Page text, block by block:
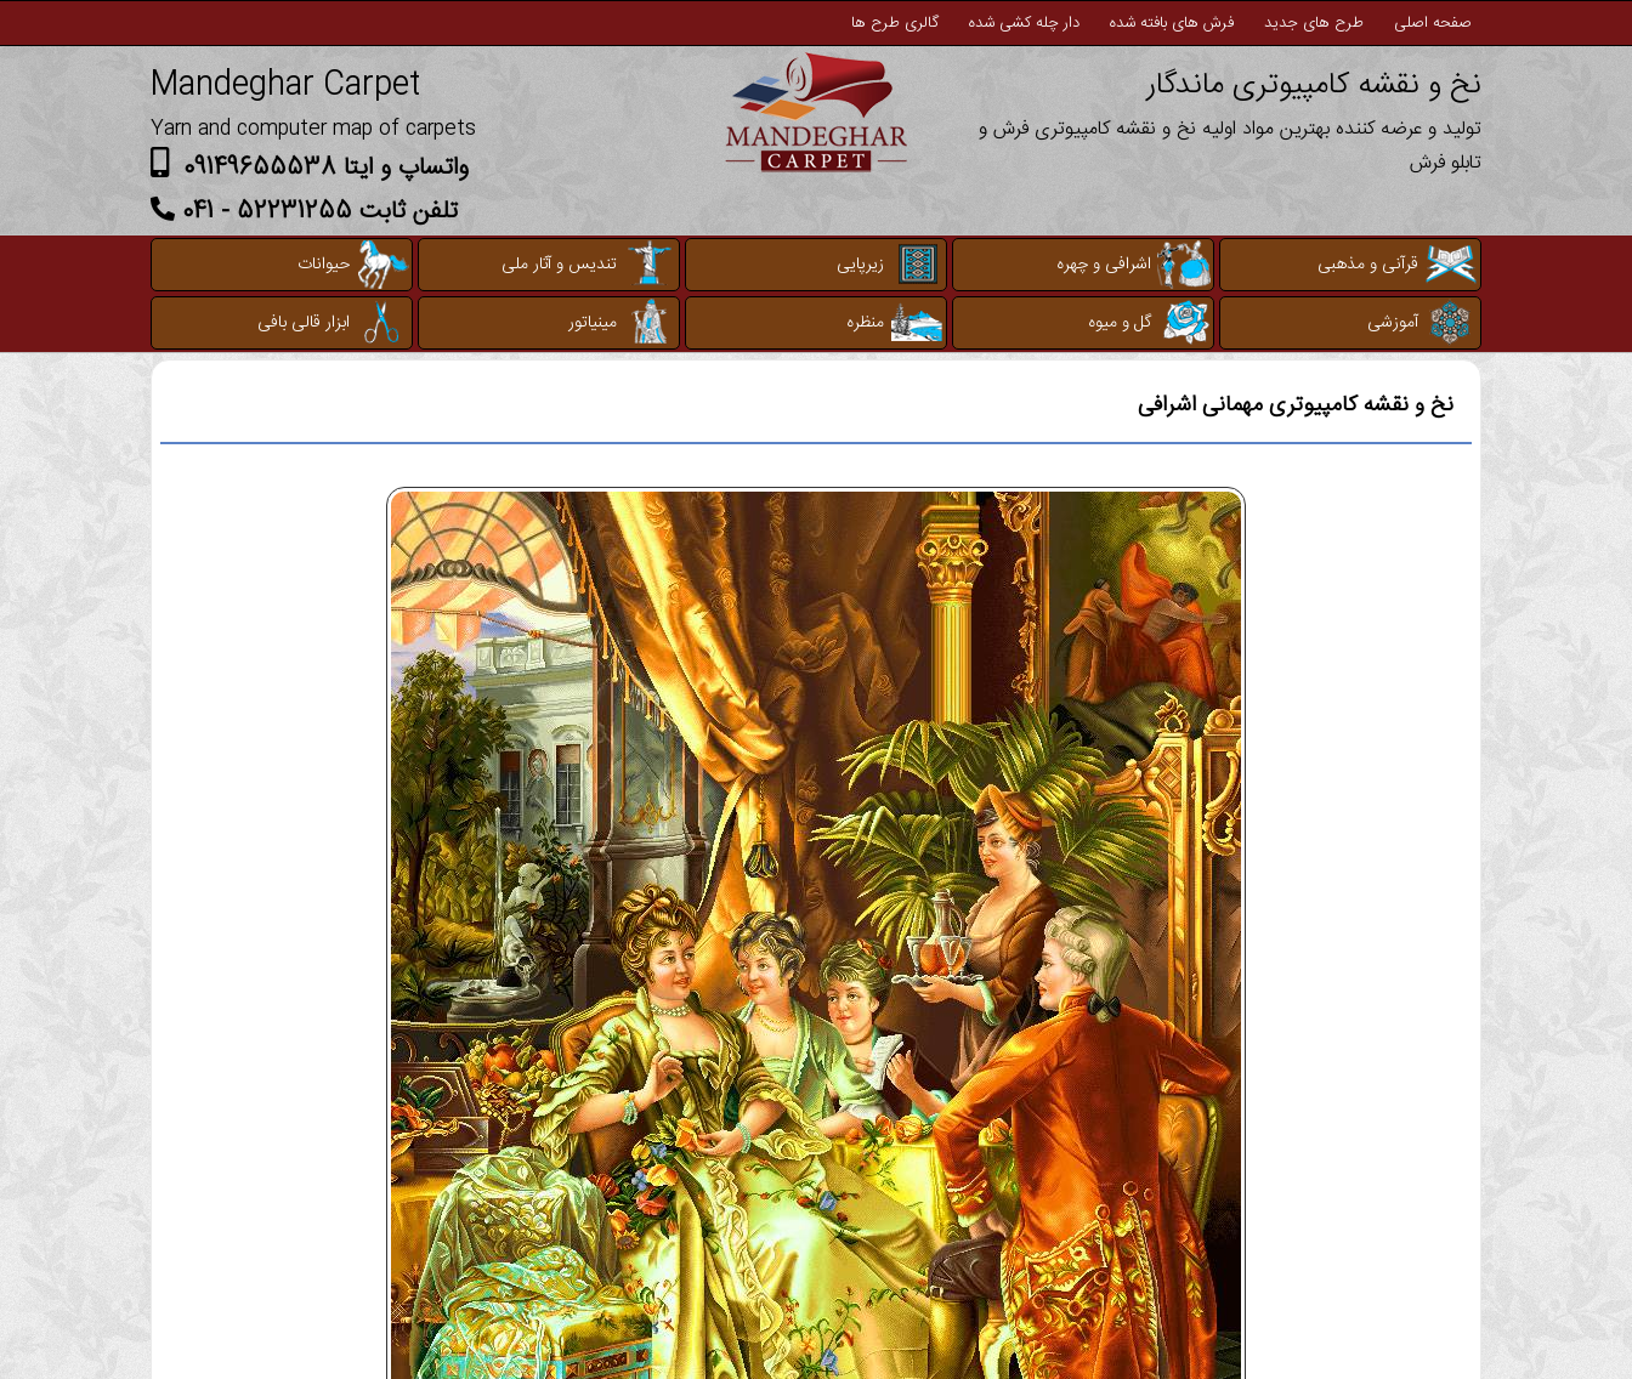
صفحه اصلی طرح های جدید فرش های بافته شده دار چله کشی شده گالری طرح ها
نخ و نقشه کامپیوتری ماندگار
تولید و عرضه کننده بهترین مواد اولیه نخ و نقشه کامپیوتری فرش و
تابلو فرش
Mandeghar Carpet
Yarn and computer map of carpets
واتساپ و ایتا 09149655538
تلفن ثابت 52231255 - 041
قرآنی و مذهبی اشرافی و چهره زیرپایی تندیس و آثار ملی
حیوانات
آموزشی
گل و میوه منظره مینیاتور ابزار قالی بافی
نخ و نقشه کامپیوتریمهمانی اشرافی